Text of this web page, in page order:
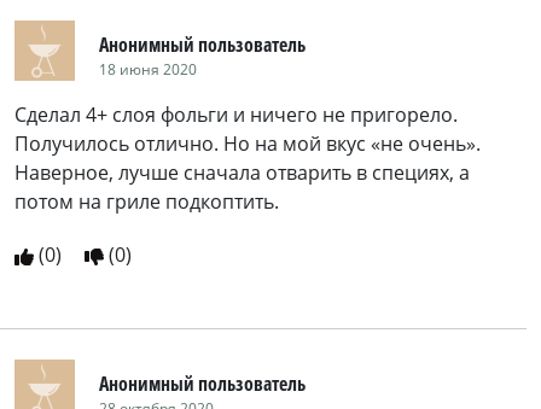
Анонимный пользователь
18 июня 2020
Сделал 4+ слоя фольги и ничего не пригорело.
Получилось отлично. Но на мой вкус «не очень».
Наверное, лучше сначала отварить в специях, а
потом на гриле подкоптить.
(0) (0)
Анонимный пользователь